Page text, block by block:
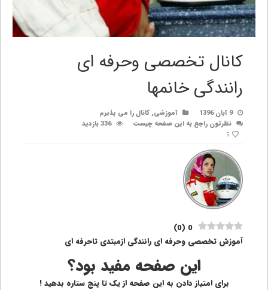
کانال تخصصی وحرفه ای
رانندگی خانمها
9 آبان 1396 آموزشی,کانال را می پذیرم
نظرتون راجع به این صفحه چیست
336 بازدید
5
0
(
0
)
آموزش تخصصی وحرفه ای رانندگی ازمبتدی تاحرفه ای
این صفحه مفید بود؟
برای امتیاز دادن به این صفحه از یک تا پنج ستاره بدهید !